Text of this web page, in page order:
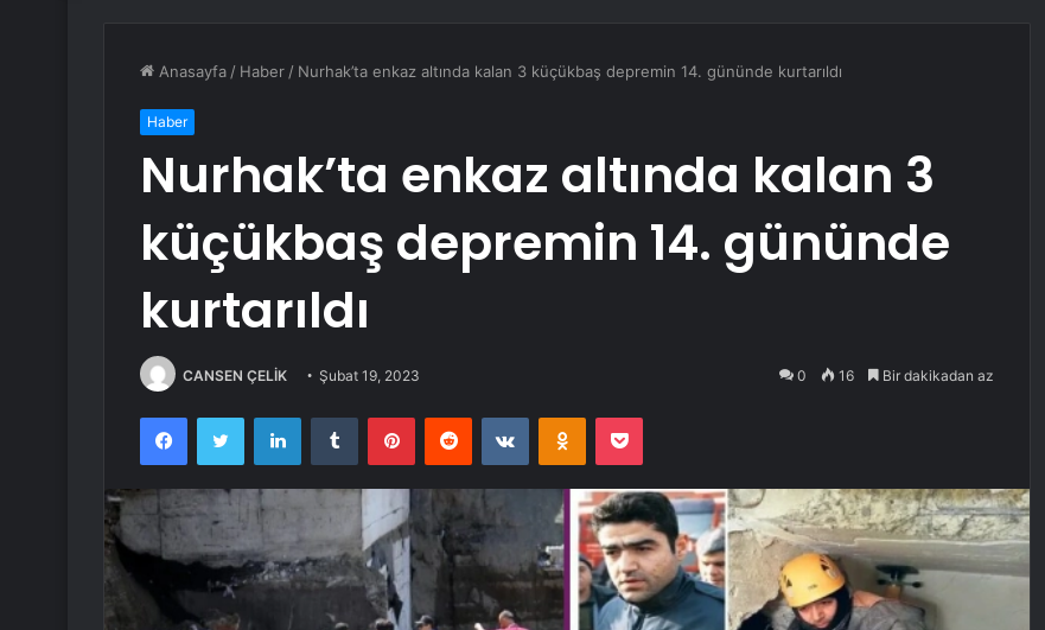
Anasayfa / Haber / Nurhak’ta enkaz altında kalan 3 küçükbaş depremin 14. gününde kurtarıldı
Haber
Nurhak’ta enkaz altında kalan 3
küçükbaş depremin 14. gününde
kurtarıldı
CANSEN ÇELİK Şubat 19, 2023 0 16 Bir dakikadan az
FacebookTwitter LinkedInTumblr PinterestReddit VKontakteOdnoklassniki
Pocket